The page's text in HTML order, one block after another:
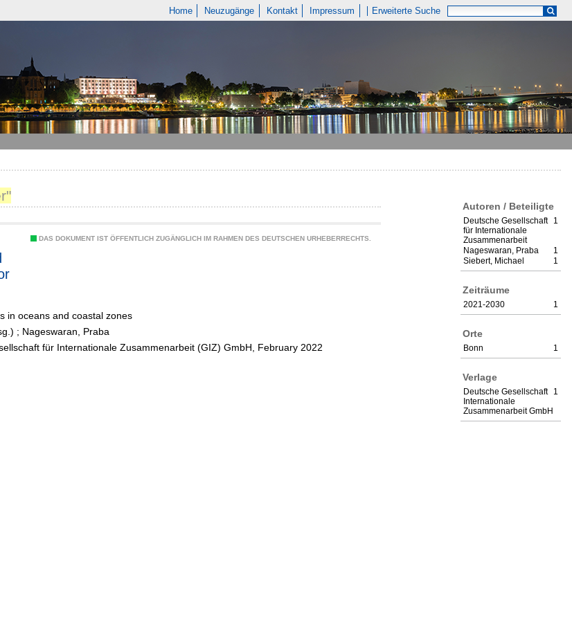
Home Neuzugänge Kontakt Impressum Erweiterte Suche
Autoren / Beteiligte
1
Deutsche Gesellschaft
für Internationale
Zusammenarbeit
1
Nageswaran, Praba
1
Siebert, Michael
Zeiträume
1
2021-2030
Orte
1
Bonn
Verlage
1
Deutsche Gesellschaft
Internationale
Zusammenarbeit GmbH
DAS DOKUMENT IST ÖFFENTLICH ZUGÄNGLICH IM RAHMEN DES DEUTSCHEN URHEBERRECHTS.
in oceans and coastal zones
; Nageswaran, Praba
für Internationale Zusammenarbeit (GIZ) GmbH, February 2022